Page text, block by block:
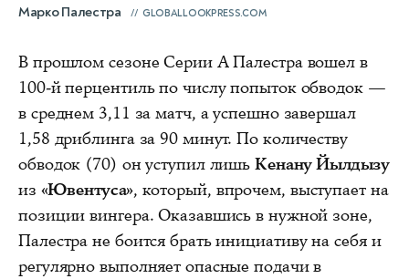
Марко Палестра GLOBALLOOKPRESS.COM
В прошлом сезоне Серии А Палестра вошел в
100-й перцентиль по числу попыток обводок —
в среднем 3,11 за матч, а успешно завершал
1,58 дриблинга за 90 минут. По количеству
обводок (70) он уступил лишьКенану Йылдызу
из «Ювентуса», который, впрочем, выступает на
позиции вингера. Оказавшись в нужной зоне,
Палестра не боится брать инициативу на себя и
регулярно выполняет опасные подачи в